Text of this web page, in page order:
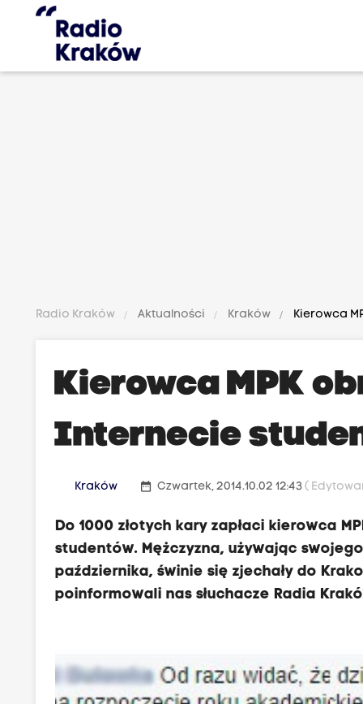
Radio Kraków Aktualności Kraków Kierowca
Kierowca MPK
Internecie
Kraków date_range Czwartek, 2014.10.02 12:43(
Do 1000 złotych kary zapłaci kierowca
studentów. Mężczyzna, używając
października, świnie się zjechały do
poinformowali nas słuchacze Radia